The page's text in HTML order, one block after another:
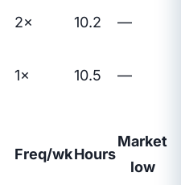
2× 10.2 —
1× 10.5 —
Freq/wkHours
Market
low